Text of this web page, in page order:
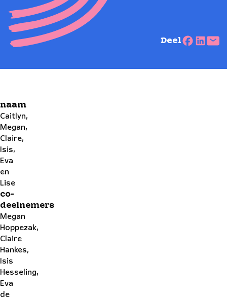
Deel
naam
Caitlyn,
Megan,
Claire,
Isis,
Eva
en
Lise
co-
deelnemers
Megan
Hoppezak,
Claire
Hankes,
Isis
Hesseling,
Eva
de